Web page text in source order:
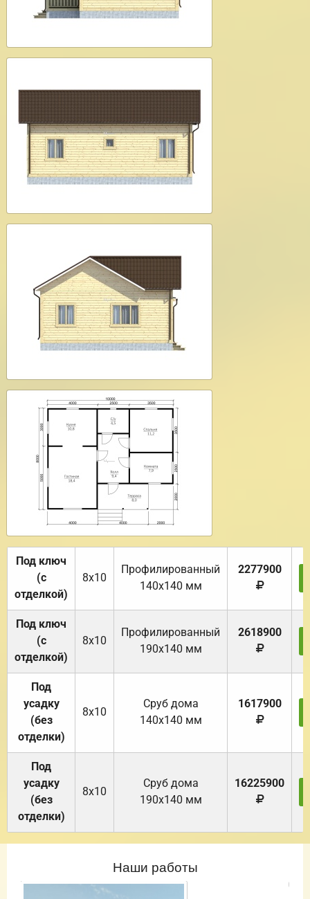
Под ключ
(с
отделкой)
8х10
Профилированный
140х140 мм
2277900
Под ключ
(с
отделкой)
8х10
Профилированный
190х140 мм
2618900
Под
усадку
(без
отделки)
8х10
Cруб дома
140х140 мм
1617900
Под
усадку
(без
отделки)
8х10
Cруб дома
190х140 мм
16225900
Наши работы